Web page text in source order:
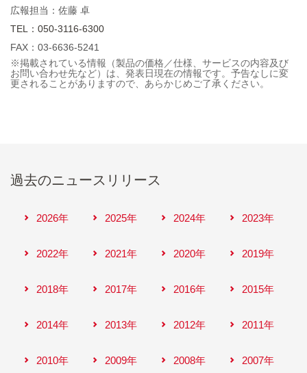
広報担当：佐藤 卓
TEL：050-3116-6300
FAX：03-6636-5241
※掲載されている情報（製品の価格／仕様、サービスの内容及び
お問い合わせ先など）は、発表日現在の情報です。予告なしに変
更されることがありますので、あらかじめご了承ください。
過去のニュースリリース
2026年 2025年 2024年 2023年
2022年 2021年 2020年 2019年
2018年 2017年 2016年 2015年
2014年 2013年 2012年 2011年
2010年 2009年 2008年 2007年